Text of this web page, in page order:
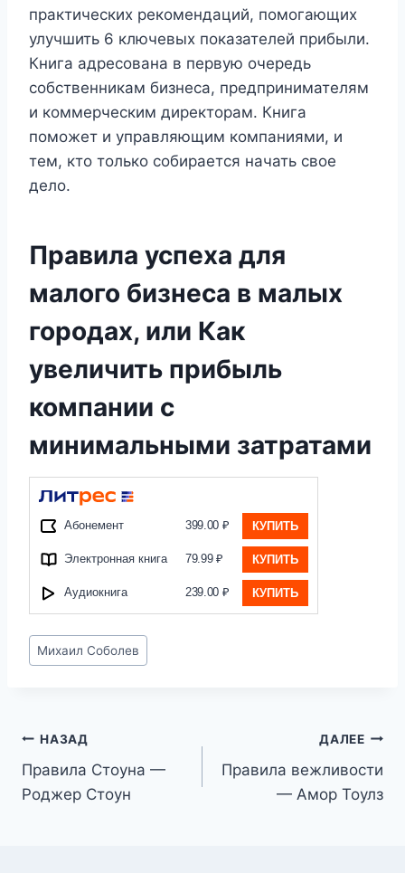
практических рекомендаций, помогающих
улучшить 6 ключевых показателей прибыли.
Книга адресована в первую очередь
собственникам бизнеса, предпринимателям
и коммерческим директорам. Книга
поможет и управляющим компаниями, и
тем, кто только собирается начать свое
дело.
Правила успеха для
малого бизнеса в малых
городах, или Как
увеличить прибыль
компании с
минимальными затратами
Абонемент 399.00 ₽ КУПИТЬ
Электронная книга 79.99 ₽ КУПИТЬ
Аудиокнига 239.00 ₽ КУПИТЬ
Метки
записи:
Михаил Соболев
Навигация
по
НАЗАД
Правила Стоуна —
Роджер Стоун
ДАЛЕЕ
Правила вежливости
— Амор Тоулз